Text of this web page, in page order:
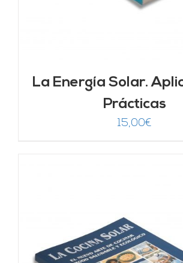
La Energía Solar.
Prácticas
15,00€